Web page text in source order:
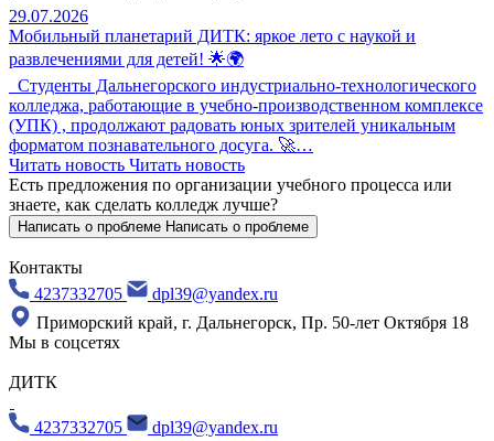
29.07.2026
Мобильный планетарий ДИТК: яркое лето с наукой и
развлечениями для детей! 🌟🌍
Студенты Дальнегорского индустриально-технологического
колледжа, работающие в учебно-производственном комплексе
(УПК) , продолжают радовать юных зрителей уникальным
форматом познавательного досуга. 🚀…
Читать новость Читать новость
Есть предложения по организации учебного процесса или
знаете, как сделать колледж лучше?
Написать о проблеме Написать о проблеме
Контакты
4237332705
dpl39@yandex.ru
Приморский край, г. Дальнегорск, Пр. 50-лет Октября 18
Мы в соцсетях
ДИТК
4237332705
dpl39@yandex.ru